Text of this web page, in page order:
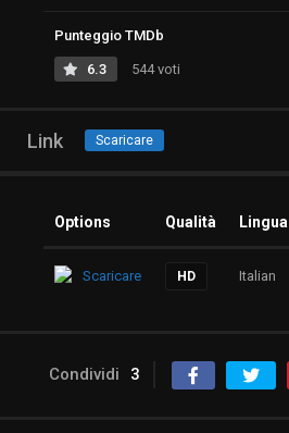
Punteggio TMDb
6.3 544 voti
Link Scaricare
Options Qualità Lingua
Scaricare HD Italian
Condividi 3